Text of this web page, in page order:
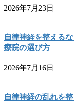
2026年7月23日
自律神経を整える
療院の選び方
2026年7月16日
自律神経の乱れを